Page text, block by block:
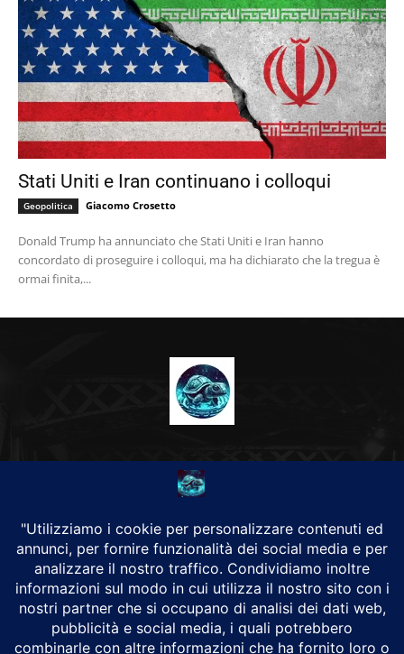
Stati Uniti e Iran continuano i colloqui
Geopolitica Giacomo Crosetto
Donald Trump ha annunciato che Stati Uniti e Iran hanno
concordato di proseguire i colloqui, ma ha dichiarato che la tregua è
ormai finita,...
CHI SIAMO
Alground Geopolitica e Cyberwarfare.
Da una idea di Brunilde Trizio
Alground fa parte del Gruppo Trizio